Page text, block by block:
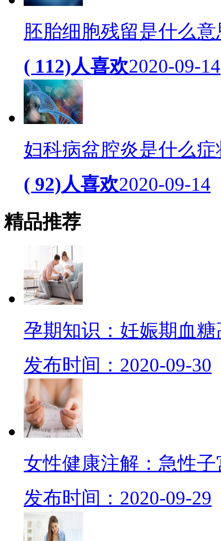
胚胎细胞残留是什么意
( 112)人喜欢2020-09-14
妇科病盆腔炎是什么症
( 92)人喜欢2020-09-14
精品推荐
孕期知识：妊娠期血
发布时间：2020-09-30
女性健康注解：急性
发布时间：2020-09-29